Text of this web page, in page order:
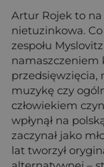
Artur Rojek to
nietuzinkowa.
zespołu
namaszczeniem
przedsięwzięcia,
muzykę czy
człowiekiem
wpłynął na
zaczynał jako
lat tworzył